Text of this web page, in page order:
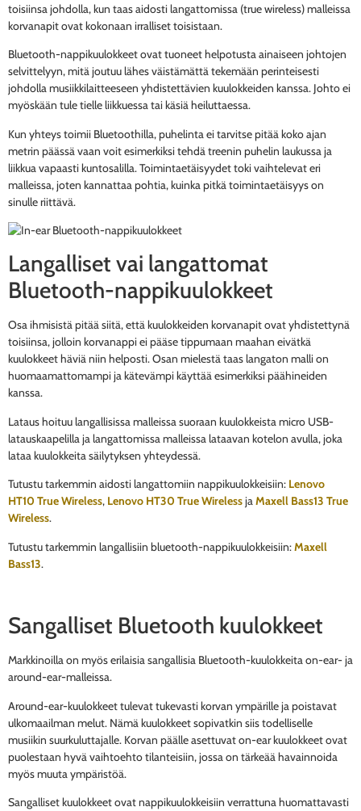
toisiinsa johdolla, kun taas aidosti langattomissa (true wireless) malleissa
korvanapit ovat kokonaan irralliset toisistaan.
Bluetooth-nappikuulokkeet ovat tuoneet helpotusta ainaiseen johtojen
selvittelyyn, mitä joutuu lähes väistämättä tekemään perinteisesti
johdolla musiikkilaitteeseen yhdistettävien kuulokkeiden kanssa. Johto ei
myöskään tule tielle liikkuessa tai käsiä heiluttaessa.
Kun yhteys toimii Bluetoothilla, puhelinta ei tarvitse pitää koko ajan
metrin päässä vaan voit esimerkiksi tehdä treenin puhelin laukussa ja
liikkua vapaasti kuntosalilla. Toimintaetäisyydet toki vaihtelevat eri
malleissa, joten kannattaa pohtia, kuinka pitkä toimintaetäisyys on
sinulle riittävä.
Langalliset vai langattomat
Bluetooth-nappikuulokkeet
Osa ihmisistä pitää siitä, että kuulokkeiden korvanapit ovat yhdistettynä
toisiinsa, jolloin korvanappi ei pääse tippumaan maahan eivätkä
kuulokkeet häviä niin helposti. Osan mielestä taas langaton malli on
huomaamattomampi ja kätevämpi käyttää esimerkiksi päähineiden
kanssa.
Lataus hoituu langallisissa malleissa suoraan kuulokkeista micro USB-
latauskaapelilla ja langattomissa malleissa lataavan kotelon avulla, joka
lataa kuulokkeita säilytyksen yhteydessä.
Tutustu tarkemmin aidosti langattomiin nappikuulokkeisiin: Lenovo
HT10 True Wireless, Lenovo HT30 True WirelessjaMaxell Bass13 True
Wireless.
Tutustu tarkemmin langallisiin bluetooth-nappikuulokkeisiin:Maxell
Bass13.
Sangalliset Bluetooth kuulokkeet
Markkinoilla on myös erilaisia sangallisia Bluetooth-kuulokkeita on-ear- ja
around-ear-malleissa.
Around-ear-kuulokkeet tulevat tukevasti korvan ympärille ja poistavat
ulkomaailman melut. Nämä kuulokkeet sopivatkin siis todelliselle
musiikin suurkuluttajalle. Korvan päälle asettuvat on-ear kuulokkeet ovat
puolestaan hyvä vaihtoehto tilanteisiin, jossa on tärkeää havainnoida
myös muuta ympäristöä.
Sangalliset kuulokkeet ovat nappikuulokkeisiin verrattuna huomattavasti